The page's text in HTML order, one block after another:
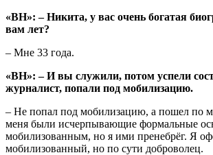
«ВН»: – Никита, у вас очень богатая
вам лет?
– Мне 33 года.
«ВН»: – И вы служили, потом успели
журналист, попали под мобилизацию.
– Не попал под мобилизацию, а пошел по
меня были исчерпывающие формальные
мобилизованным, но я ими пренебрёг. Я
мобилизованный, но по сути доброволец.